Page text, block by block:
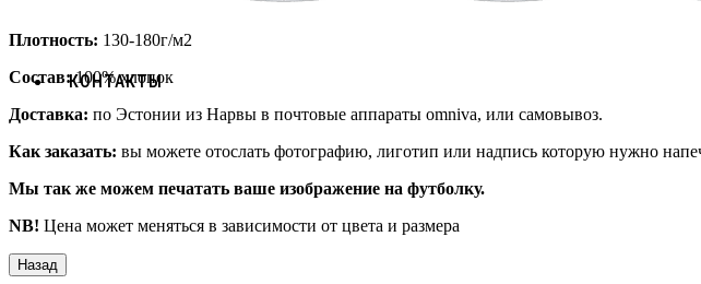
КОНТАКТЫ
Плотность: 130-180г/м2
Состав:100% хлопок
Доставка: по Эстонии из Нарвы в почтовые аппараты omniva, или самовывоз.
Как заказать: вы можете отослать фотографию, лиготип или надпись которую нужно
Мы так же можем печатать ваше изображение на футболку.
NB! Цена может меняться в зависимости от цвета и размера